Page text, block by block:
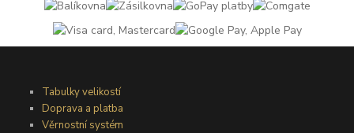
Tabulky velikostí
Doprava a platba
Věrnostní systém